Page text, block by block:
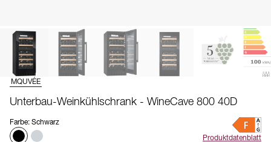
MQUVÉE
Unterbau-Weinkühlschrank - WineCave 800 40D
Farbe: Schwarz
Produktdatenblatt